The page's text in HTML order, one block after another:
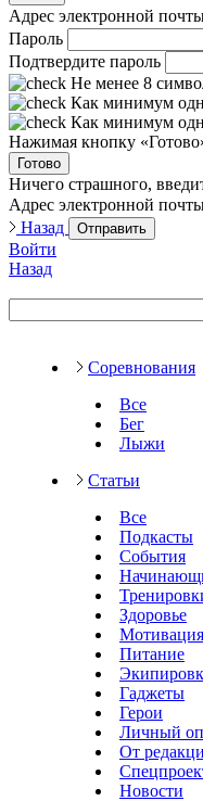
Адрес электронной
Пароль
Подтвердите пароль
Не менее 8
Как минимум
Как минимум
Нажимая кнопку
Готово
Ничего страшного,
Адрес электронной
Назад
Отправить
Войти
Назад
Соревнования
Все
Бег
Лыжи
Статьи
Все
Подкасты
События
Здоровье
Мотивация
Питание
Гаджеты
Герои
Личный
От
Новости